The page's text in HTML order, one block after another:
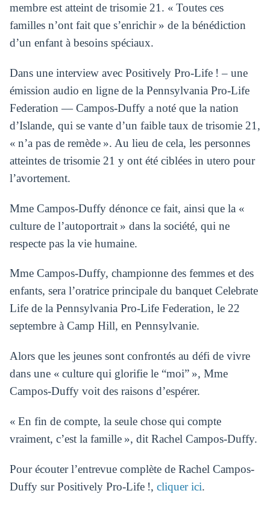
membre est atteint de trisomie 21. « Toutes ces
familles n’ont fait que s’enrichir » de la bénédiction
d’un enfant à besoins spéciaux.
Dans une interview avec Positively Pro-Life ! – une
émission audio en ligne de la Pennsylvania Pro-Life
Federation — Campos-Duffy a noté que la nation
d’Islande, qui se vante d’un faible taux de trisomie 21,
« n’a pas de remède ». Au lieu de cela, les personnes
atteintes de trisomie 21 y ont été ciblées in utero pour
l’avortement.
Mme Campos-Duffy dénonce ce fait, ainsi que la «
culture de l’autoportrait » dans la société, qui ne
respecte pas la vie humaine.
Mme Campos-Duffy, championne des femmes et des
enfants, sera l’oratrice principale du banquet Celebrate
Life de la Pennsylvania Pro-Life Federation, le 22
septembre à Camp Hill, en Pennsylvanie.
Alors que les jeunes sont confrontés au défi de vivre
dans une « culture qui glorifie le “moi” », Mme
Campos-Duffy voit des raisons d’espérer.
« En fin de compte, la seule chose qui compte
vraiment, c’est la famille », dit Rachel Campos-Duffy.
Pour écouter l’entrevue complète de Rachel Campos-
Duffy sur Positively Pro-Life !, cliquer ici.